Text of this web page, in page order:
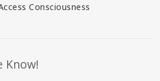
Consciousness
Know!